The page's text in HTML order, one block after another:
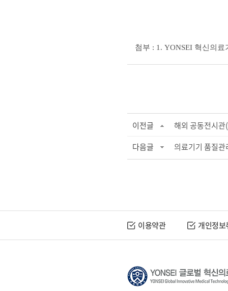
첨부 : 1. YONSEI 혁신의료
이전글
해외 공동전시
다음글
의료기기 품질
이용약관 개인정